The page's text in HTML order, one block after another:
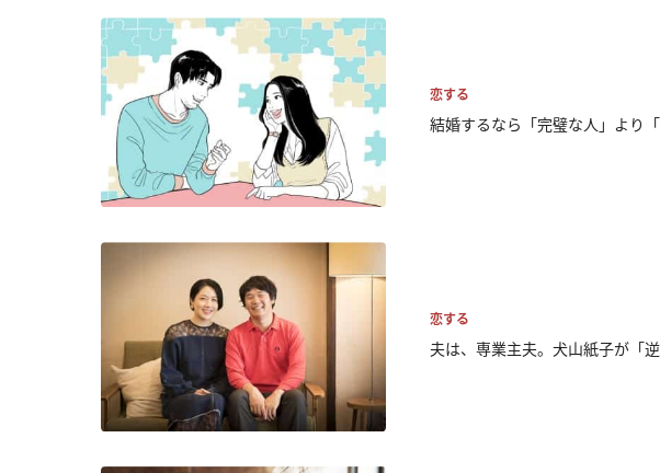
恋する
結婚するなら「完璧な人」より
恋する
夫は、専業主夫。犬山紙子が「